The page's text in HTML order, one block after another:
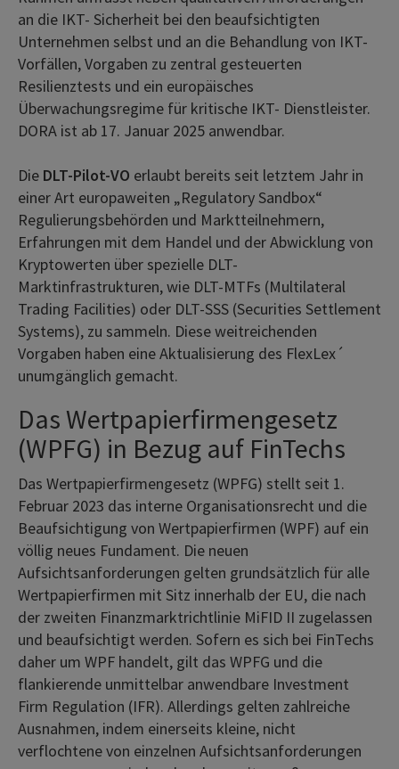
an die IKT- Sicherheit bei den beaufsichtigten
Unternehmen selbst und an die Behandlung von IKT-
Vorfällen, Vorgaben zu zentral gesteuerten
Resilienztests und ein europäisches
Überwachungsregime für kritische IKT- Dienstleister.
DORA ist ab 17. Januar 2025 anwendbar.
Die DLT-Pilot-VO erlaubt bereits seit letztem Jahr in
einer Art europaweiten „Regulatory Sandbox“
Regulierungsbehörden und Marktteilnehmern,
Erfahrungen mit dem Handel und der Abwicklung von
Kryptowerten über spezielle DLT-
Marktinfrastrukturen, wie DLT-MTFs (Multilateral
Trading Facilities) oder DLT-SSS (Securities Settlement
Systems), zu sammeln. Diese weitreichenden
Vorgaben haben eine Aktualisierung des FlexLex´
unumgänglich gemacht.
Das Wertpapierfirmengesetz
(WPFG) in Bezug auf FinTechs
Das Wertpapierfirmengesetz (WPFG) stellt seit 1.
Februar 2023 das interne Organisationsrecht und die
Beaufsichtigung von Wertpapierfirmen (WPF) auf ein
völlig neues Fundament. Die neuen
Aufsichtsanforderungen gelten grundsätzlich für alle
Wertpapierfirmen mit Sitz innerhalb der EU, die nach
der zweiten Finanzmarktrichtlinie MiFID II zugelassen
und beaufsichtigt werden. Sofern es sich bei FinTechs
daher um WPF handelt, gilt das WPFG und die
flankierende unmittelbar anwendbare Investment
Firm Regulation (IFR). Allerdings gelten zahlreiche
Ausnahmen, indem einerseits kleine, nicht
verflochtene von einzelnen Aufsichtsanforderungen